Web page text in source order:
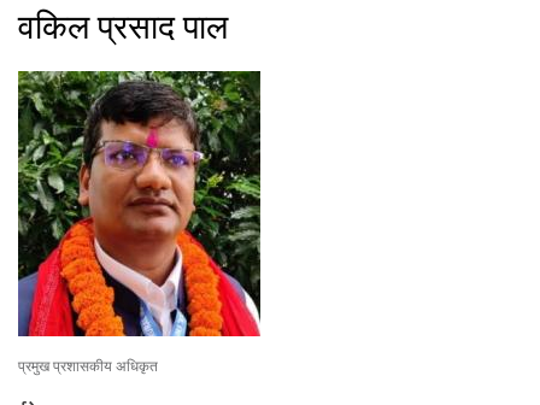
वकिल प्रसाद पाल
प्रमुख प्रशासकीय अधिकृत